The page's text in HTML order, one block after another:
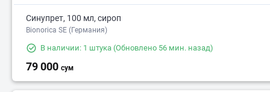
Синупрет, 100 мл, сироп
Bionorica SE (Германия)
В наличии: 1 штука (Обновлено 56 мин. назад)
79 000 сум